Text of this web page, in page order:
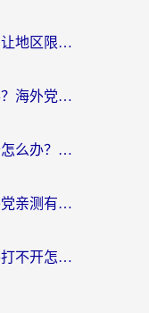
在英国怎么看国内电视剧？别让地区限制断了你的追剧节奏
聚美优品在老挝用不了怎么办？海外党必看的回国加速全攻略
微录地区限制，在国外打不开怎么办？海外党亲测有效的解决指南
英国怎么看欧洲杯直播？海外党亲测有效的回国加速解决方案
1905电影网地区限制，在国外打不开怎么办？海外党亲测有效的解决指南